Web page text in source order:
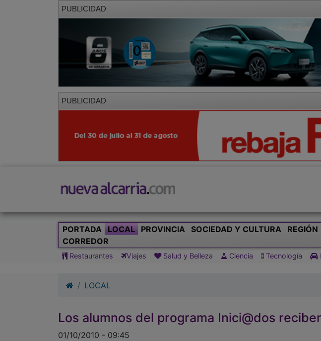
PUBLICIDAD
PUBLICIDAD
PORTADA LOCAL PROVINCIA SOCIEDAD Y CULTURA REGIÓN
CORREDOR
Restaurantes Viajes Salud y Belleza Ciencia Tecnología
LOCAL
Los alumnos del programa Inici@dos
01/10/2010 - 09:45